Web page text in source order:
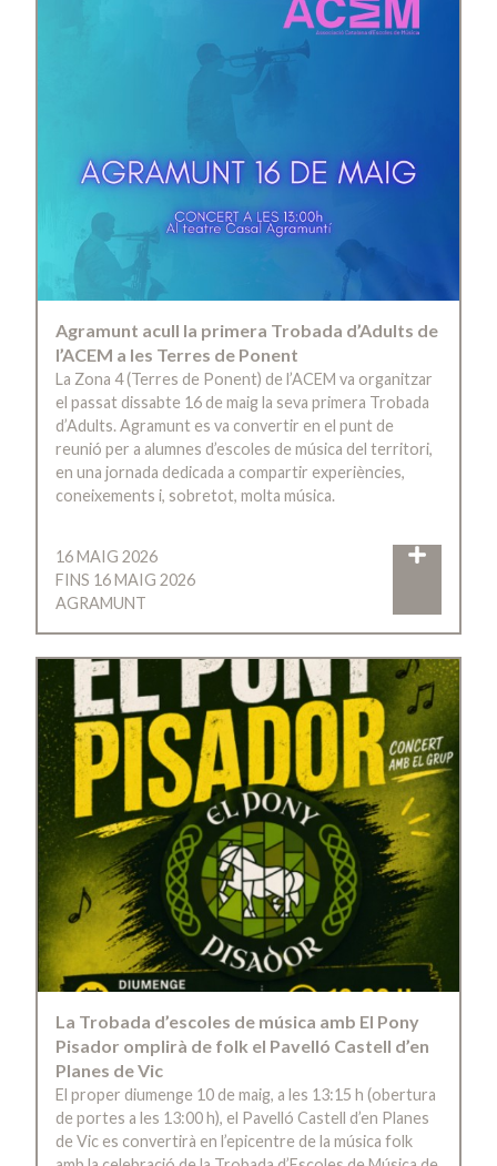
Agramunt acull la primera Trobada d’Adults de
l’ACEM a les Terres de Ponent
La Zona 4 (Terres de Ponent) de l’ACEM va organitzar
el passat dissabte 16 de maig la seva primera Trobada
d’Adults. Agramunt es va convertir en el punt de
reunió per a alumnes d’escoles de música del territori,
en una jornada dedicada a compartir experiències,
coneixements i, sobretot, molta música.
16 MAIG 2026
FINS 16 MAIG 2026
AGRAMUNT
La Trobada d’escoles de música amb El Pony
Pisador omplirà de folk el Pavelló Castell d’en
Planes de Vic
El proper diumenge 10 de maig, a les 13:15 h (obertura
de portes a les 13:00 h), el Pavelló Castell d’en Planes
de Vic es convertirà en l’epicentre de la música folk